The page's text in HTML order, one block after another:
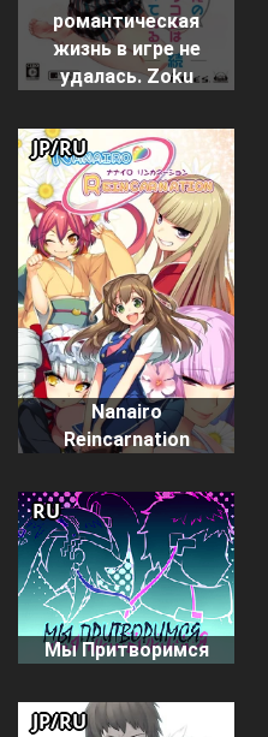
романтическая
жизнь в игре не
удалась. Zoku
Nanairo
Reincarnation
JP/RU
Мы Притворимся
RU
JP/RU